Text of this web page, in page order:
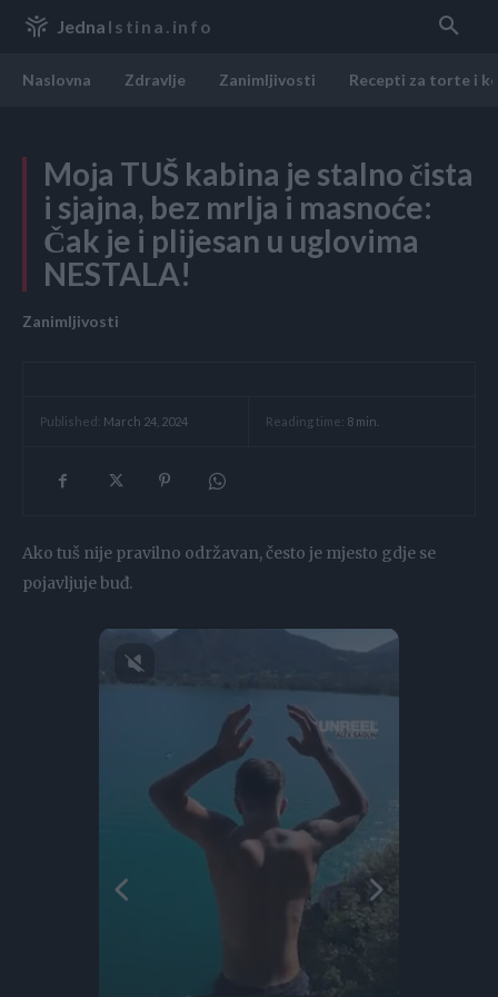
Jedna Istina.info
Naslovna Zdravlje Zanimljivosti Recepti za torte i
Moja TUŠ kabina je stalno čista
i sjajna, bez mrlja i masnoće:
Čak je i plijesan u uglovima
NESTALA!
Zanimljivosti
Published: March 24, 2024 Reading time: 8 min.
Ako tuš nije pravilno održavan, često je mjesto gdje se
pojavljuje buđ.